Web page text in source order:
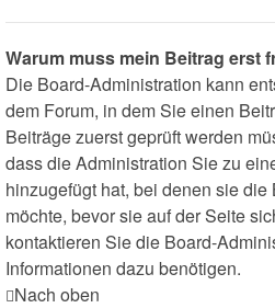
Warum muss mein Beitrag erst
Die Board-Administration kann
dem Forum, in dem Sie einen
Beiträge zuerst geprüft werden
dass die Administration Sie zu
hinzugefügt hat, bei denen sie
möchte, bevor sie auf der Seite
kontaktieren Sie die Board-
Informationen dazu benötigen.
Nach oben